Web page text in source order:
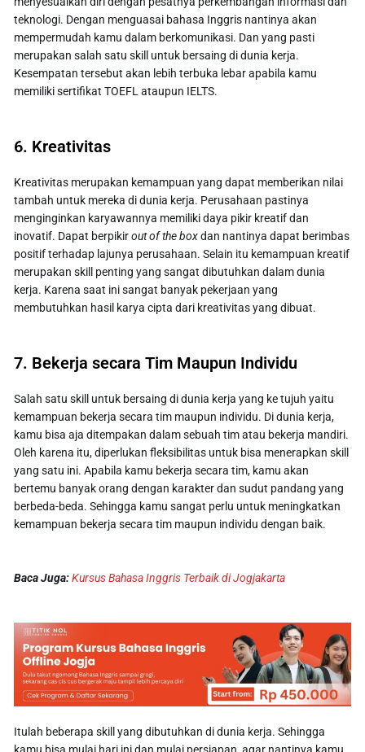
teknologi. Dengan menguasai bahasa Inggris nantinya akan
mempermudah kamu dalam berkomunikasi. Dan yang pasti
merupakan salah satu skill untuk bersaing di dunia kerja.
Kesempatan tersebut akan lebih terbuka lebar apabila kamu
memiliki sertifikat TOEFL ataupun IELTS.
6. Kreativitas
Kreativitas merupakan kemampuan yang dapat memberikan nilai
tambah untuk mereka di dunia kerja. Perusahaan pastinya
menginginkan karyawannya memiliki daya pikir kreatif dan
inovatif. Dapat berpikirout of the boxdan nantinya dapat berimbas
positif terhadap lajunya perusahaan. Selain itu kemampuan kreatif
merupakan skill penting yang sangat dibutuhkan dalam dunia
kerja. Karena saat ini sangat banyak pekerjaan yang
membutuhkan hasil karya cipta dari kreativitas yang dibuat.
7. Bekerja secara Tim Maupun Individu
Salah satu skill untuk bersaing di dunia kerja yang ke tujuh yaitu
kemampuan bekerja secara tim maupun individu. Di dunia kerja,
kamu bisa aja ditempakan dalam sebuah tim atau bekerja mandiri.
Oleh karena itu, diperlukan fleksibilitas untuk bisa menerapkan skill
yang satu ini. Apabila kamu bekerja secara tim, kamu akan
bertemu banyak orang dengan karakter dan sudut pandang yang
berbeda-beda. Sehingga kamu sangat perlu untuk meningkatkan
kemampuan bekerja secara tim maupun individu dengan baik.
Baca Juga:Kursus Bahasa Inggris Terbaik di Jogjakarta
Itulah beberapa skill yang dibutuhkan di dunia kerja. Sehingga